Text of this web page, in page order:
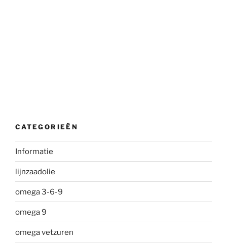
CATEGORIEËN
Informatie
lijnzaadolie
omega 3-6-9
omega 9
omega vetzuren